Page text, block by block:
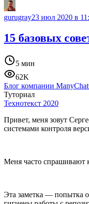
gurugray23 июл 2020 в
15 базовых
5 мин
62K
Блог компании ManyChat
Туториал
Технотекст 2020
Привет, меня зовут
системами контроля
Меня часто спрашивают
Эта заметка — попытка